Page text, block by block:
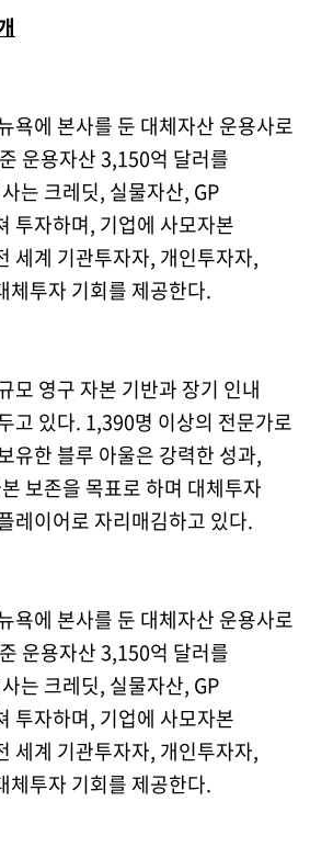
욕에 본사를 둔 대체자산 운용사로
운용자산 3,150억 달러를
는 크레딧, 실물자산, GP
투자하며, 기업에 사모자본
세계 기관투자자, 개인투자자,
체투자 기회를 제공한다.
모 영구 자본 기반과 장기 인내
고 있다. 1,390명 이상의 전문가로
유한 블루 아울은 강력한 성과,
보존을 목표로 하며 대체투자
레이어로 자리매김하고 있다.
욕에 본사를 둔 대체자산 운용사로
운용자산 3,150억 달러를
는 크레딧, 실물자산, GP
투자하며, 기업에 사모자본
세계 기관투자자, 개인투자자,
체투자 기회를 제공한다.